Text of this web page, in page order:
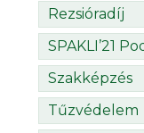
Rezsióradíj
SPAKLI’21
Szakképzés
Tűzvédelem